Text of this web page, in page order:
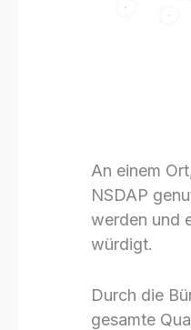
An einem
NSDAP
werden und
würdigt.
Durch die
gesamte